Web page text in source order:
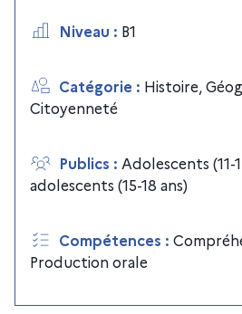
Niveau : B1
Catégorie : Histoire,
Citoyenneté
Publics : Adolescents (11-
adolescents (15-18 ans)
Compétences :
Production orale